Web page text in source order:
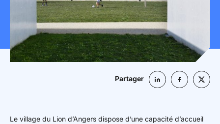
Partager
Le village du Lion d’Angers dispose d’une capacité d’accueil